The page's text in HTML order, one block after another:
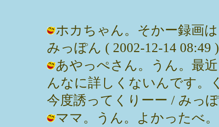
ホカちゃん。そかー録画
みっぽん ( 2002-12-14 08:49 )
あやっぺさん。うん。最
んなに詳しくないんです。
今度誘ってくりーー / みっ
ママ。うん。よかったべ